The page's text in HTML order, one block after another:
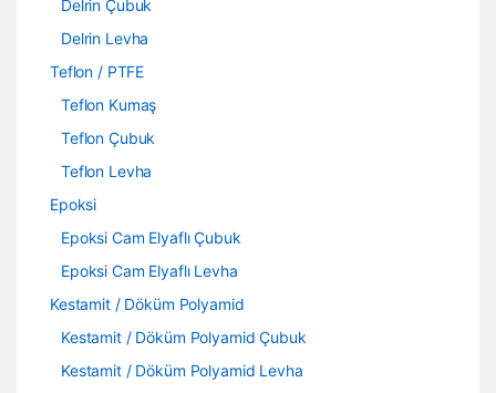
Delrin Çubuk
Delrin Levha
Teflon / PTFE
Teflon Kumaş
Teflon Çubuk
Teflon Levha
Epoksi
Epoksi Cam Elyaflı Çubuk
Epoksi Cam Elyaflı Levha
Kestamit / Döküm Polyamid
Kestamit / Döküm Polyamid Çubuk
Kestamit / Döküm Polyamid Levha